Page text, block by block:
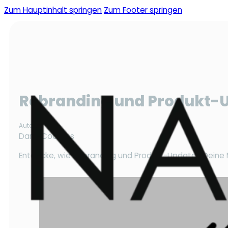
Zum Hauptinhalt springen Zum Footer springen
Rebranding und Produkt-
Autor
Dana Coordes
Entdecke, wie Rebranding und Produkt-Updates